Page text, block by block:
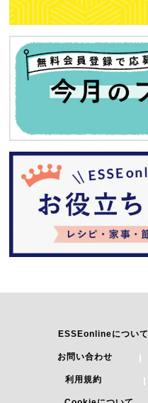
ESSEonlineについて
お問い合わせ
利用規約